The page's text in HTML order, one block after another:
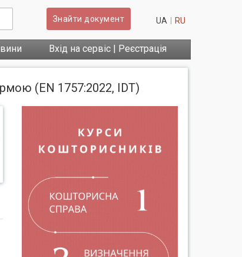
Знайти документ UA RU
Вхід на сервіс | Реєстрація
(EN 1757:2022, IDT)